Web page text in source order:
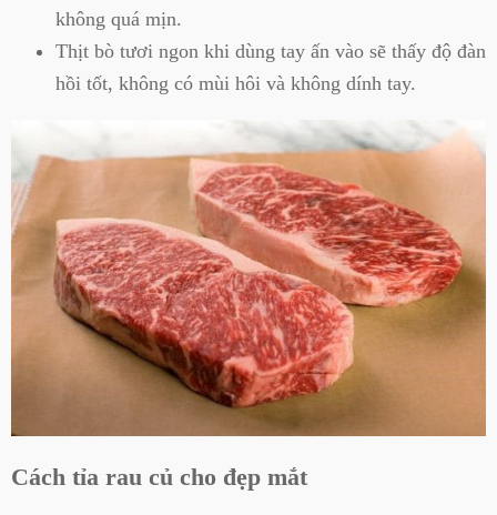
không quá mịn.
Thịt bò tươi ngon khi dùng tay ấn vào sẽ thấy độ đàn
hồi tốt, không có mùi hôi và không dính tay.
Cách tỉa rau củ cho đẹp mắt